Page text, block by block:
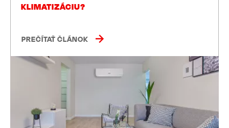
KLIMATIZÁCIU?
PREČÍTAŤ ČLÁNOK